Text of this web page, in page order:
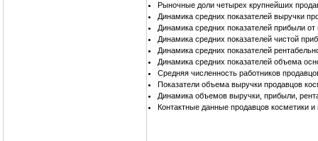
Рыночные доли четырех крупнейших
Динамика средних показателей выручки
Динамика средних показателей прибыли
Динамика средних показателей чистой
Динамика средних показателей
Динамика средних показателей объема
Средняя численность работников
Показатели объема выручки продавцов
Динамика объемов выручки, прибыли,
Контактные данные продавцов косметики